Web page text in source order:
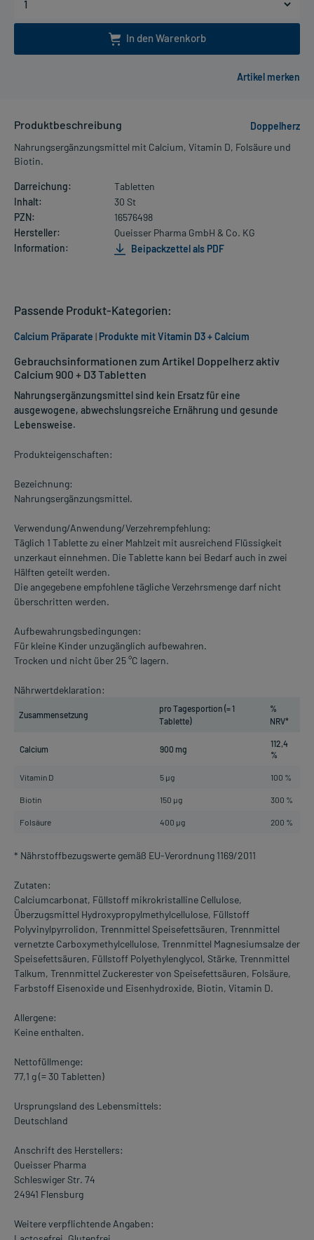
In den Warenkorb
Produktbeschreibung
Doppelherz
Nahrungsergänzungsmittel mit Calcium, Vitamin D, Folsäure und
Biotin.
Darreichung:
Tabletten
Inhalt:
30 St
PZN:
16576498
Hersteller:
Queisser Pharma GmbH & Co. KG
Information:
Beipackzettel als PDF
Gebrauchsinformationen zum Artikel Doppelherz aktiv
Calcium 900 + D3 Tabletten
Nahrungsergänzungsmittel sind kein Ersatz für eine
ausgewogene, abwechslungsreiche Ernährung und gesunde
Lebensweise.
Produkteigenschaften:
Bezeichnung:
Nahrungsergänzungsmittel.
Verwendung/Anwendung/Verzehrempfehlung:
Täglich 1 Tablette zu einer Mahlzeit mit ausreichend Flüssigkeit
unzerkaut einnehmen. Die Tablette kann bei Bedarf auch in zwei
Hälften geteilt werden.
Die angegebene empfohlene tägliche Verzehrsmenge darf nicht
überschritten werden.
Aufbewahrungsbedingungen:
Für kleine Kinder unzugänglich aufbewahren.
Trocken und nicht über 25 °C lagern.
Nährwertdeklaration:
Zusammensetzung
pro Tagesportion (= 1
Tablette)
%
NRV*
Calcium 900 mg
112,4
%
Vitamin D 5 µg 100 %
Biotin 150 µg 300 %
Folsäure 400 µg 200 %
* Nährstoffbezugswerte gemäß EU-Verordnung 1169/2011
Zutaten:
Calciumcarbonat, Füllstoff mikrokristalline Cellulose,
Überzugsmittel Hydroxypropylmethylcellulose, Füllstoff
Polyvinylpyrrolidon, Trennmittel Speisefettsäuren, Trennmittel
vernetzte Carboxymethylcellulose, Trennmittel Magnesiumsalze der
Speisefettsäuren, Füllstoff Polyethylenglycol, Stärke, Trennmittel
Talkum, Trennmittel Zuckerester von Speisefettsäuren, Folsäure,
Farbstoff Eisenoxide und Eisenhydroxide, Biotin, Vitamin D.
Allergene:
Keine enthalten.
Nettofüllmenge:
77,1 g (= 30 Tabletten)
Ursprungsland des Lebensmittels:
Deutschland
Anschrift des Herstellers:
Queisser Pharma
Schleswiger Str. 74
24941 Flensburg
Weitere verpflichtende Angaben:
Passende Produkt-Kategorien:
Calcium Präparate | Produkte mit Vitamin D3 + Calcium